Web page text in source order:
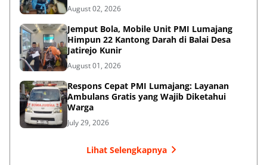
August 02, 2026
Jemput Bola, Mobile Unit PMI Lumajang
Himpun 22 Kantong Darah di Balai Desa
Jatirejo Kunir
August 01, 2026
Respons Cepat PMI Lumajang: Layanan
Ambulans Gratis yang Wajib Diketahui
Warga
July 29, 2026
Lihat Selengkapnya